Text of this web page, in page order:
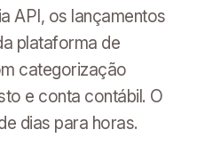
API, os lançamentos
plataforma de
categorização
e conta contábil. O
dias para horas.